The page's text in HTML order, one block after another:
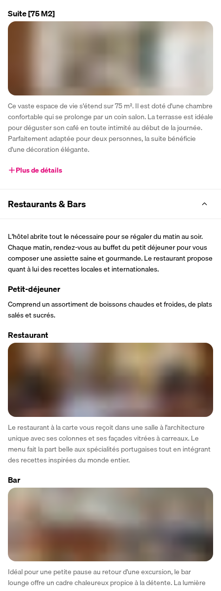
Suite[75 M2]
Ce vaste espace de vie s'étend sur 75 m². Il est doté d'une chambre
confortable qui se prolonge par un coin salon. La terrasse est idéale
pour déguster son café en toute intimité au début de la journée.
Parfaitement adaptée pour deux personnes, la suite bénéficie
d'une décoration élégante.
Plus de détails
Restaurants & Bars
L'hôtel abrite tout le nécessaire pour se régaler du matin au soir.
Chaque matin, rendez-vous au buffet du petit déjeuner pour vous
composer une assiette saine et gourmande. Le restaurant propose
quant à lui des recettes locales et internationales.
Petit-déjeuner
Comprend un assortiment de boissons chaudes et froides, de plats
salés et sucrés.
Restaurant
Le restaurant à la carte vous reçoit dans une salle à l'architecture
unique avec ses colonnes et ses façades vitrées à carreaux. Le
menu fait la part belle aux spécialités portugaises tout en intégrant
des recettes inspirées du monde entier.
Bar
Idéal pour une petite pause au retour d'une excursion, le bar
lounge offre un cadre chaleureux propice à la détente. La lumière